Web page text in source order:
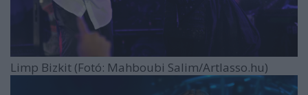
Limp Bizkit (Fotó: Mahboubi Salim/Artlasso.hu)